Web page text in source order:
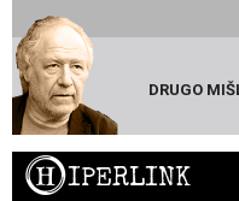
DRUGO
HIPERLINK